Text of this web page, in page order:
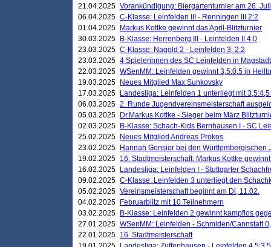
21.04.2025 Vorankündigung: Biergartenturnier am 26. Juli
06.04.2025 C-Klasse: Leinfelden III - Renningen III 2:2
01.04.2025
Markus Kottke gewinnt das April-Blitzturnier
30.03.2025
B-Klasse: Herrenberg III - Leinfelden II 4:0
23.03.2025 C-Klasse: Nagold 2 - Leinfelden 3: 2:2
23.03.2025 4 Spielerinnen des SC Leinfelden in Magstadt
22.03.2025 WSenMM: Leinfelden gewinnt 3,5:0,5 in
19.03.2025
Neues Mitglied Max Sunkovsky
17.03.2025
Landesliga: Leinfelden 1 unterliegt mit
06.03.2025 2. Runde Jugendvereinsmeisterschaft
05.03.2025
Dr.Markus Kottke - Sieger beim März
02.03.2025
B-Klasse: Schach-Kids Bernhausen I - SC
25.02.2025
Neues Mitglied Andreas Prokos
23.02.2025
Hannah Gonsior bei den Württembergischen
19.02.2025 16. Stadtmeisterschaft: Markus Kottke
16.02.2025
Landesliga: Leinfelden I - Stuttgarter
09.02.2025 C-Klasse: Leinfelden 3 unterliegt den
05.02.2025 Vereinsmeisterschaft beginnt am Di, 11.02.
04.02.2025
Februarblitz mit 10 Teilnehmern
03.02.2025
B-Klasse: Leinfelden 2 gewinnt kampflos
27.01.2025 WSenMM: Leinfelden - Schmiden/Cannstatt
22.01.2025 16. Stadtmeisterschaft